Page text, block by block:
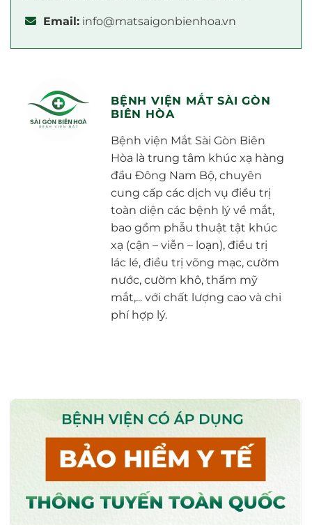
Email: info@matsaigonbienhoa.vn
BỆNH VIỆN MẮT SÀI GÒN
BIÊN HÒA
Bệnh viện Mắt Sài Gòn Biên
Hòa là trung tâm khúc xạ hàng
đầu Đông Nam Bộ, chuyên
cung cấp các dịch vụ điều trị
toàn diện các bệnh lý về mắt,
bao gồm phẫu thuật tật khúc
xạ (cận – viễn – loạn), điều trị
lác lé, điều trị võng mạc, cườm
nước, cườm khô, thẩm mỹ
mắt,... với chất lượng cao và chi
phí hợp lý.